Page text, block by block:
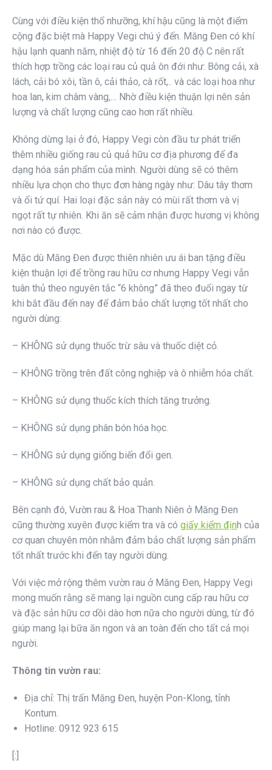
Cùng với điều kiện thổ nhưỡng, khí hậu cũng là một điểm
cộng đặc biệt mà Happy Vegi chú ý đến. Măng Đen có khí
hậu lạnh quanh năm, nhiệt độ từ 16 đến 20 độ C nên rất
thích hợp trồng các loại rau củ quả ôn đới như: Bông cải, xà
lách, cải bó xôi, tần ô, cải thảo, cà rốt,.. và các loại hoa như
hoa lan, kim châm vàng,… Nhờ điều kiện thuận lợi nên sản
lượng và chất lượng cũng cao hơn rất nhiều.
Không dừng lại ở đó, Happy Vegi còn đầu tư phát triển
thêm nhiều giống rau củ quả hữu cơ địa phương để đa
dạng hóa sản phẩm của mình. Người dùng sẽ có thêm
nhiều lựa chọn cho thực đơn hàng ngày như: Dâu tây thơm
và ổi tứ quí. Hai loại đặc sản này có mùi rất thơm và vị
ngọt rất tự nhiên. Khi ăn sẽ cảm nhận được hương vị không
nơi nào có được.
Mặc dù Măng Đen được thiên nhiên ưu ái ban tặng điều
kiện thuận lợi để trồng rau hữu cơ nhưng Happy Vegi vẫn
tuân thủ theo nguyên tắc “6 không” đã theo đuổi ngay từ
khi bắt đầu đến nay để đảm bảo chất lượng tốt nhất cho
người dùng:
– KHÔNG sử dụng thuốc trừ sâu và thuốc diệt cỏ.
– KHÔNG trồng trên đất công nghiệp và ô nhiễm hóa chất.
– KHÔNG sử dụng thuốc kích thích tăng trưởng.
– KHÔNG sử dụng phân bón hóa học.
– KHÔNG sử dụng giống biến đổi gen.
– KHÔNG sử dụng chất bảo quản.
Bên cạnh đó, Vườn rau & Hoa Thanh Niên ở Măng Đen
cũng thường xuyên được kiểm tra và có giấy kiểm định của
cơ quan chuyên môn nhằm đảm bảo chất lượng sản phẩm
tốt nhất trước khi đến tay người dùng.
Với việc mở rộng thêm vườn rau ở Măng Đen, Happy Vegi
mong muốn rằng sẽ mang lại nguồn cung cấp rau hữu cơ
và đặc sản hữu cơ dồi dào hơn nữa cho người dùng, từ đó
giúp mang lại bữa ăn ngon và an toàn đến cho tất cả mọi
người.
Thông tin vườn rau:
Địa chỉ: Thị trấn Măng Đen, huyện Pon-Klong, tỉnh
Kontum.
Hotline: 0912 923 615
[:]